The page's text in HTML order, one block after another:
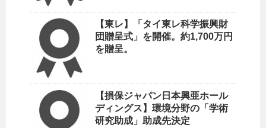
【東レ】「タイ東レ科学振興財
団贈呈式」を開催。約1,700万円
を贈呈。
【損保ジャパン日本興亜ホール
ディングス】環境分野の「学術
研究助成」助成先決定